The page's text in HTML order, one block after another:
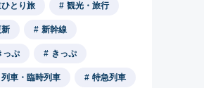
とり旅 観光・旅行
新幹線
っぷ きっぷ
車・臨時列車 特急列車